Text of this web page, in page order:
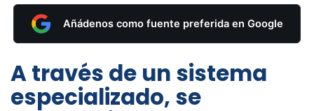
Añádenos como fuente preferida en Google
A través de un sistema
especializado, se